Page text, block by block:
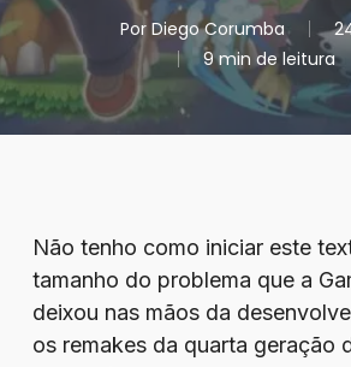
Por Diego Corumba
9 min de leitura
Não tenho como iniciar este
tamanho do problema que a
deixou nas mãos da
os remakes da quarta geração